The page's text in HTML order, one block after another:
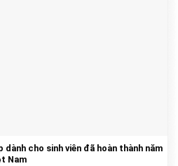
cho sinh viên đã hoàn thành năm
Nam